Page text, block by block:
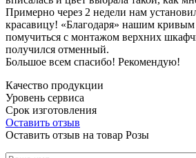
Примерно через 2 недели нам
красавицу! «Благодаря» нашим
помучиться с монтажом верхних
получился отменный.
Большое всем спасибо! Рекомендую!
Качество продукции
Уровень сервиса
Срок изготовления
Оставить отзыв
Оставить отзыв на товар Розы